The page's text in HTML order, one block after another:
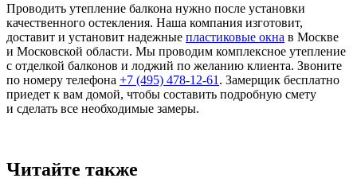
Проводить утепление балкона нужно после установки
качественного остекления. Наша компания изготовит,
доставит и установит надежные пластиковые окна в Москве
и Московской области. Мы проводим комплексное утепление
с отделкой балконов и лоджий по желанию клиента. Звоните
по номеру телефона +7 (495) 478-12-61 . Замерщик бесплатно
приедет к вам домой, чтобы составить подробную смету
и сделать все необходимые замеры.
Читайте также